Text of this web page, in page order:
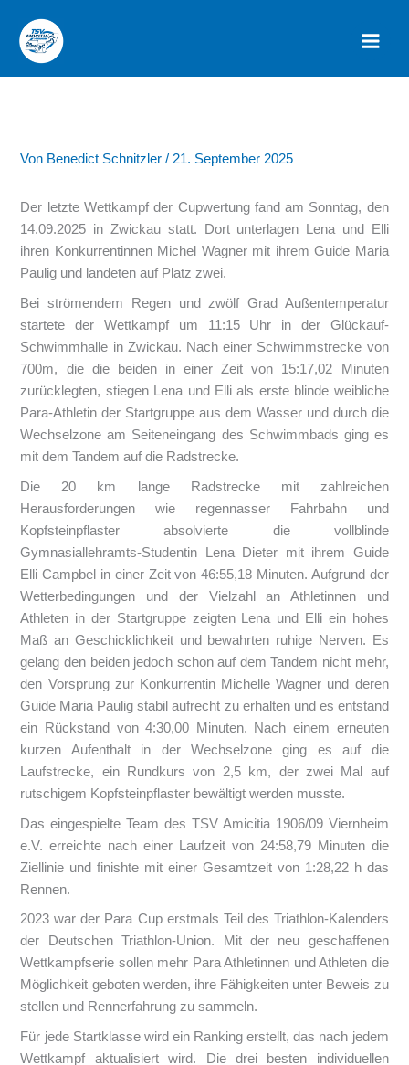
Inhalt
springen
Von Benedict Schnitzler/21. September 2025
Der letzte Wettkampf der Cupwertung fand am Sonntag, den
14.09.2025 in Zwickau statt. Dort unterlagen Lena und Elli
ihren Konkurrentinnen Michel Wagner mit ihrem Guide Maria
Paulig und landeten auf Platz zwei.
Bei strömendem Regen und zwölf Grad Außentemperatur
startete der Wettkampf um 11:15 Uhr in der Glückauf-
Schwimmhalle in Zwickau. Nach einer Schwimmstrecke von
700m, die die beiden in einer Zeit von 15:17,02 Minuten
zurücklegten, stiegen Lena und Elli als erste blinde weibliche
Para-Athletin der Startgruppe aus dem Wasser und durch die
Wechselzone am Seiteneingang des Schwimmbads ging es
mit dem Tandem auf die Radstrecke.
Die 20 km lange Radstrecke mit zahlreichen
Herausforderungen wie regennasser Fahrbahn und
Kopfsteinpflaster absolvierte die vollblinde
Gymnasiallehramts-Studentin Lena Dieter mit ihrem Guide
Elli Campbel in einer Zeit von 46:55,18 Minuten. Aufgrund der
Wetterbedingungen und der Vielzahl an Athletinnen und
Athleten in der Startgruppe zeigten Lena und Elli ein hohes
Maß an Geschicklichkeit und bewahrten ruhige Nerven. Es
gelang den beiden jedoch schon auf dem Tandem nicht mehr,
den Vorsprung zur Konkurrentin Michelle Wagner und deren
Guide Maria Paulig stabil aufrecht zu erhalten und es entstand
ein Rückstand von 4:30,00 Minuten. Nach einem erneuten
kurzen Aufenthalt in der Wechselzone ging es auf die
Laufstrecke, ein Rundkurs von 2,5 km, der zwei Mal auf
rutschigem Kopfsteinpflaster bewältigt werden musste.
Das eingespielte Team des TSV Amicitia 1906/09 Viernheim
e.V. erreichte nach einer Laufzeit von 24:58,79 Minuten die
Ziellinie und finishte mit einer Gesamtzeit von 1:28,22 h das
Rennen.
2023 war der Para Cup erstmals Teil des Triathlon-Kalenders
der Deutschen Triathlon-Union. Mit der neu geschaffenen
Wettkampfserie sollen mehr Para Athletinnen und Athleten die
Möglichkeit geboten werden, ihre Fähigkeiten unter Beweis zu
stellen und Rennerfahrung zu sammeln.
Für jede Startklasse wird ein Ranking erstellt, das nach jedem
Wettkampf aktualisiert wird. Die drei besten individuellen